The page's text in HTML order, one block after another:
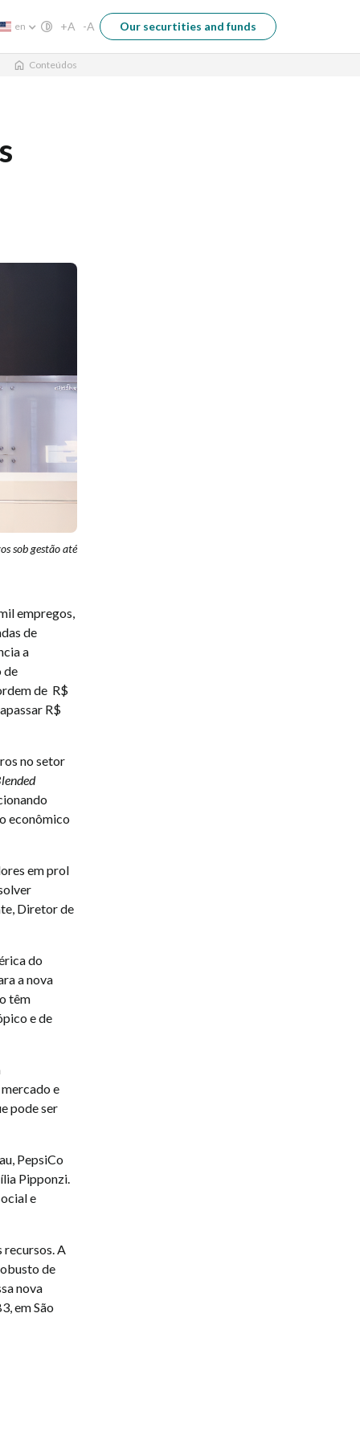
en +A -A Our securtities and funds
Conteúdos
sob gestão até
empregos,
de
a
de
de R$
R$
no setor
econômico
em prol
Diretor de
do
a nova
têm
e de
e
pode ser
PepsiCo
Pipponzi.
e
recursos. A
de
nova
em São